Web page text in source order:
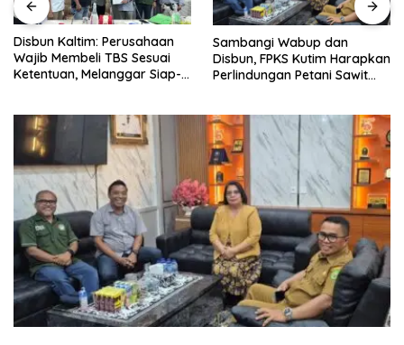
Kaltim: Perusahaan
Membeli TBS Sesuai
Melanggar Siap-
Sambangi Wabup dan
Disbun, FPKS Kutim Harapkan
Perlindungan Petani Sawit